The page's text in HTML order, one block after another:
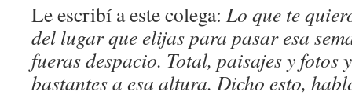
Le escribí a este colega: Lo que te
del lugar que elijas para pasar esa
fueras despacio. Total, paisajes y fotos
bastantes a esa altura. Dicho esto,